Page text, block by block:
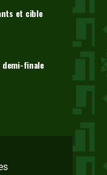
et cible
demi-finale